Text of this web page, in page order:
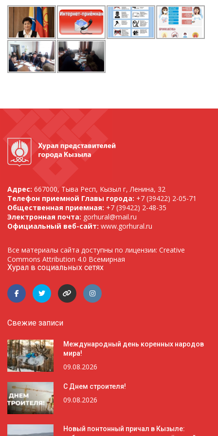
Адрес: 667000, Тыва Респ, Кызыл г, Ленина, 32
Телефон приемной Главы города: +7 (39422) 2-05-71
Общественная приемная: +7 (39422) 2-48-35
Электронная почта: gorhural@mail.ru
Официальный веб-сайт: www.gorhural.ru
Все материалы сайта доступны по лицензии: Creative
Commons Attribution 4.0 Всемирная
Хурал в социальных сетях
Свежие записи
Международный день коренных народов
мира!
09.08.2026
С Днем строителя!
09.08.2026
Новый понтонный причал в Кызыле: